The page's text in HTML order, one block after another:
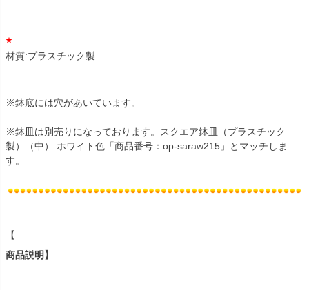
材質:プラスチック製
※鉢底には穴があいています。
※鉢皿は別売りになっております。スクエア鉢皿（プラスチック
製）（中） ホワイト色「商品番号：op-saraw215」とマッチしま
す。
【
商品説明】